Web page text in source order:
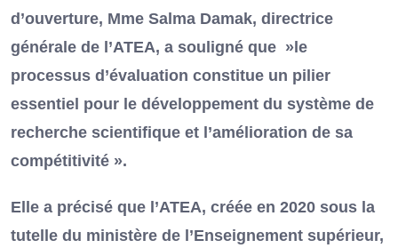
d’ouverture, Mme Salma Damak, directrice
générale de l’ATEA, a souligné que »le
processus d’évaluation constitue un pilier
essentiel pour le développement du système de
recherche scientifique et l’amélioration de sa
compétitivité ».
Elle a précisé que l’ATEA, créée en 2020 sous la
tutelle du ministère de l’Enseignement supérieur,